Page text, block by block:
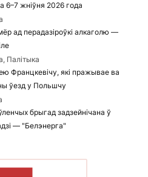
6–7 жніўня 2026 года
ад перадазіроўкі алкаголю —
Палітыка
Францкевічу, які пражывае ва
ўезд у Польшчу
брыгад задзейнічана ў
— "Белэнерга"